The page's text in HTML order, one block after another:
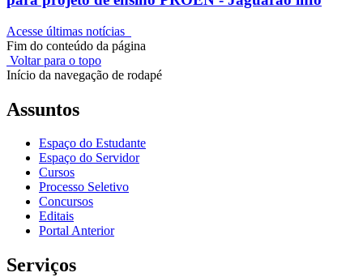
Acesse últimas notícias
Fim do conteúdo da página
Voltar para o topo
Início da navegação de rodapé
Assuntos
Espaço do Estudante
Espaço do Servidor
Cursos
Processo Seletivo
Concursos
Editais
Portal Anterior
Serviços